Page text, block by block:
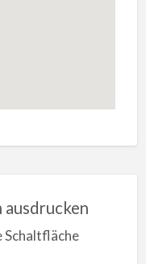
Schaltfläche